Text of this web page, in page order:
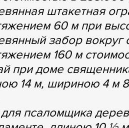
штакетная
60 м при
забор
160 м
при доме
14 м, шириною 4 м
псаломщика